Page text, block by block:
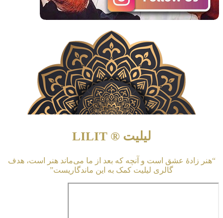
لیلیت ® LILIT
“هنر زادهٔ عشق است و آنچه که بعد از ما می‌ماند هنر است، هدف
گالری لیلیت کمک به این ماندگاریست”